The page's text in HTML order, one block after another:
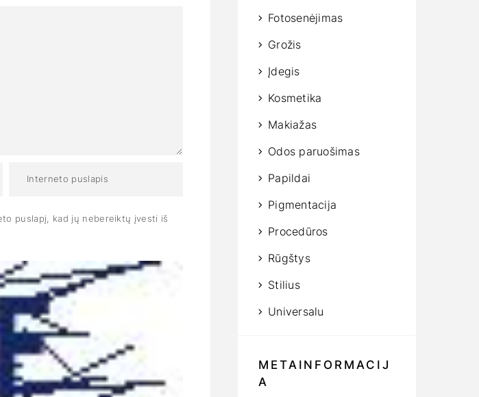
puslapį, kad jų nebereiktų įvesti iš
Fotosenėjimas
Grožis
Įdegis
Kosmetika
Makiažas
Odos paruošimas
Papildai
Pigmentacija
Procedūros
Rūgštys
Stilius
Universalu
METAINFORMACIJ
A